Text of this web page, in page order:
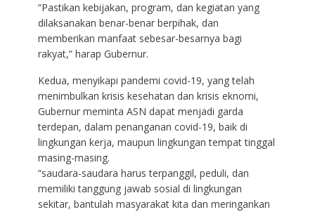
“Pastikan kebijakan, program, dan kegiatan yang
dilaksanakan benar-benar berpihak, dan
memberikan manfaat sebesar-besarnya bagi
rakyat,” harap Gubernur.
Kedua, menyikapi pandemi covid-19, yang telah
menimbulkan krisis kesehatan dan krisis eknomi,
Gubernur meminta ASN dapat menjadi garda
terdepan, dalam penanganan covid-19, baik di
lingkungan kerja, maupun lingkungan tempat tinggal
masing-masing.
“saudara-saudara harus terpanggil, peduli, dan
memiliki tanggung jawab sosial di lingkungan
sekitar, bantulah masyarakat kita dan meringankan